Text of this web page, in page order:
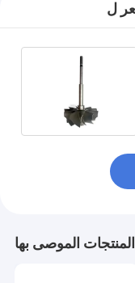
ل
المنتجات الموصى بها